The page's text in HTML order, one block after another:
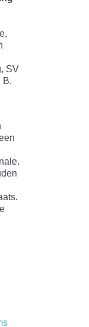
SV
B.